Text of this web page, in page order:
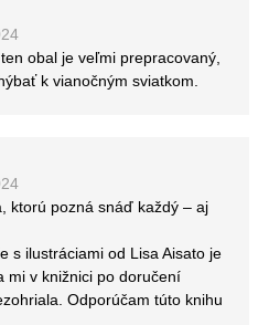
obal je veľmi prepracovaný,
k vianočným sviatkom.
ktorú pozná snáď každý – aj
s ilustráciami od Lisa Aisato je
mi v knižnici po doručení
Odporúčam túto knihu